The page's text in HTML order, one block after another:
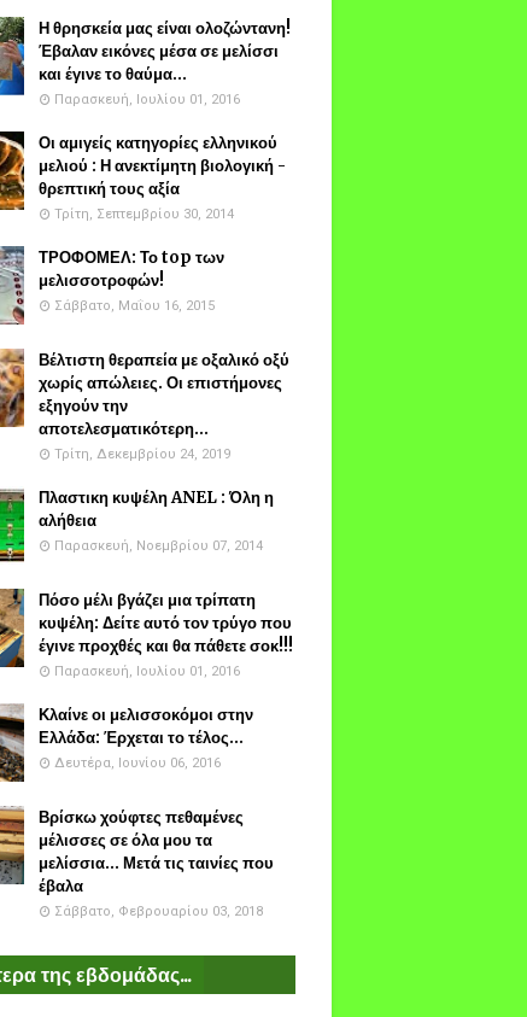
Η θρησκεία μας είναι ολοζώντανη!
Έβαλαν εικόνες μέσα σε μελίσσι
και έγινε το θαύμα...
Παρασκευή, Ιουλίου 01, 2016
Οι αμιγείς κατηγορίες ελληνικού
μελιού : Η ανεκτίμητη βιολογική -
θρεπτική τους αξία
Τρίτη, Σεπτεμβρίου 30, 2014
ΤΡΟΦΟΜΕΛ: Το top των
μελισσοτροφών!
Σάββατο, Μαΐου 16, 2015
Βέλτιστη θεραπεία με οξαλικό οξύ
χωρίς απώλειες. Οι επιστήμονες
εξηγούν την
αποτελεσματικότερη...
Τρίτη, Δεκεμβρίου 24, 2019
Πλαστικη κυψέλη ANEL : Όλη η
αλήθεια
Παρασκευή, Νοεμβρίου 07, 2014
Πόσο μέλι βγάζει μια τρίπατη
κυψέλη: Δείτε αυτό τον τρύγο που
έγινε προχθές και θα πάθετε σοκ!!!
Παρασκευή, Ιουλίου 01, 2016
Κλαίνε οι μελισσοκόμοι στην
Ελλάδα: Έρχεται το τέλος...
Δευτέρα, Ιουνίου 06, 2016
Βρίσκω χούφτες πεθαμένες
μέλισσες σε όλα μου τα
μελίσσια... Μετά τις ταινίες που
έβαλα
Σάββατο, Φεβρουαρίου 03, 2018
της εβδομάδας...